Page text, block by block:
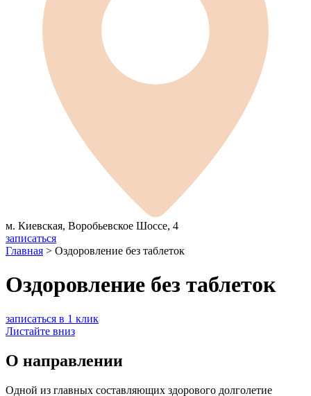
м. Киевская, Воробьевское Шоссе, 4
записаться
Главная > Оздоровление без таблеток
Оздоровление без таблеток
записаться в 1 клик
Листайте вниз
О направлении
Одной из главных составляющих здорового долголетие